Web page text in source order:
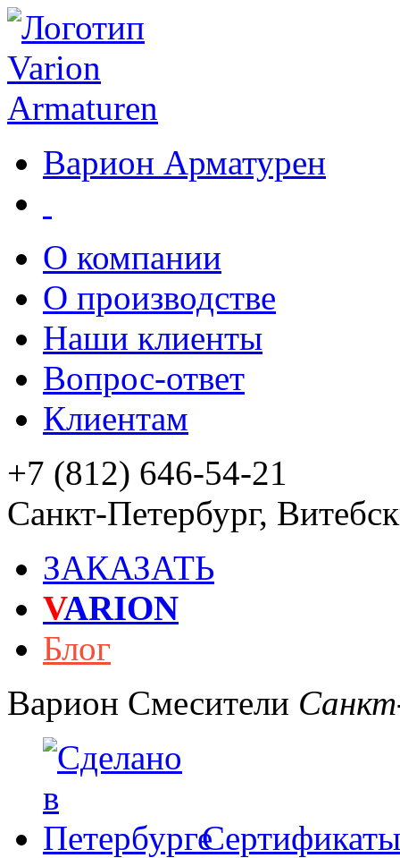
Варион Арматурен
О компании
О производстве
Наши клиенты
Вопрос-ответ
Клиентам
+7 (812) 646-54-21
Санкт-Петербург,
ЗАКАЗАТЬ
VARION
Блог
Варион Смесители
Сертификаты